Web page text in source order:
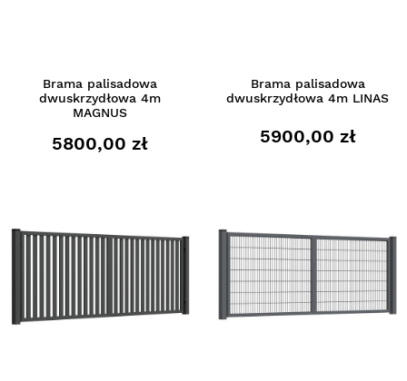
Brama palisadowa
dwuskrzydłowa 4m
MAGNUS
5800,00 zł
Brama palisadowa
dwuskrzydłowa 4m LINAS
5900,00 zł